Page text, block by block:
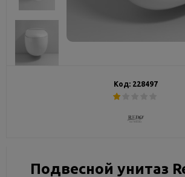
Код: 228497
Подвесной унитаз